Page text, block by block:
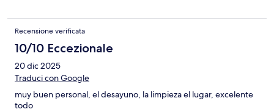
Recensione verificata
10/10 Eccezionale
20 dic 2025
Traduci con Google
muy buen personal, el desayuno, la limpieza el lugar, excelente
todo